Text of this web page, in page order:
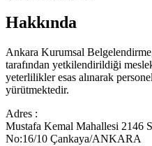
Hakkında
Ankara Kurumsal
tarafından yetkilendirildiği
yeterlilikler esas alınarak
yürütmektedir.
Adres :
Mustafa Kemal Mahallesi 2146
No:16/10 Çankaya/ANKARA